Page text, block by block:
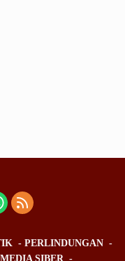
PERLINDUNGAN
SIBER